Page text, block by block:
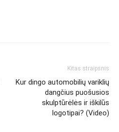
Kitas straipsnis
Kur dingo automobilių variklių
dangčius puošusios
skulptūrėlės ir iškilūs
logotipai? (Video)